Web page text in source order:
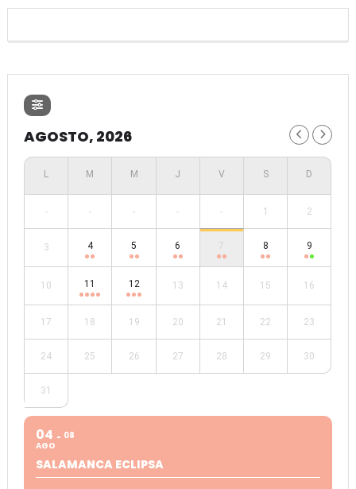
AGOSTO, 2026
- - - - - 1 2
3 4 5 6 7 8 9
10 11 12 13 14 15 16
17 18 19 20 21 22 23
24 25 26 27 28 29 30
31
04
AGO
08
SALAMANCA ECLIPSA